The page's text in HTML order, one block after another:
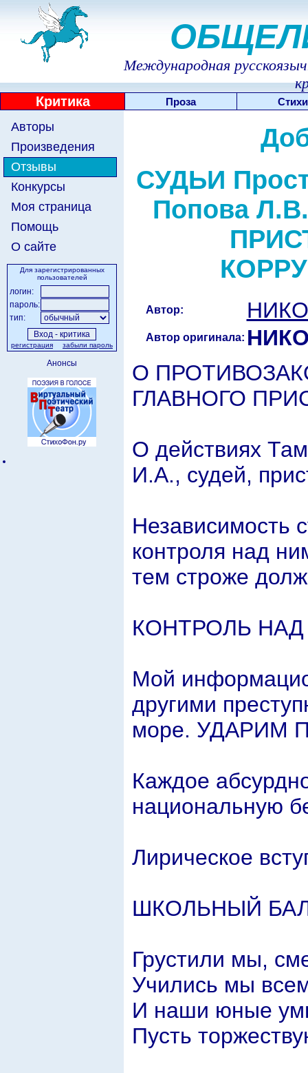
Международная
Критика Проза Стихи
Авторы
Произведения
Отзывы
Конкурсы
Моя страница
Помощь
О сайте
Для зарегистрированных
пользователей
логин:
пароль:
тип:
регистрация забыли пароль
Анонсы
СУДЬИ
Попова
Автор:
Автор оригинала:
О
ГЛАВНОГО
О действиях
И.А., судей,
Независимость
контроля над
тем строже
КОНТРОЛЬ
Мой
другими
море. УДАРИМ
Каждое
национальную
Лирическое
ШКОЛЬНЫЙ
Грустили мы,
Учились мы
И наши юные
Пусть